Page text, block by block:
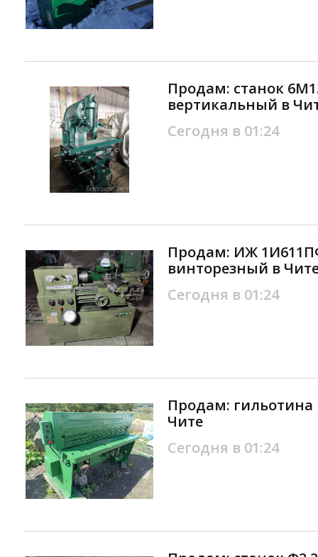
Продам: станок
вертикальный в
Сегодня в 01:24
Продам: ИЖ
винторезный в
Сегодня в 01:24
Продам: гильотина
Чите
Сегодня в 01:24